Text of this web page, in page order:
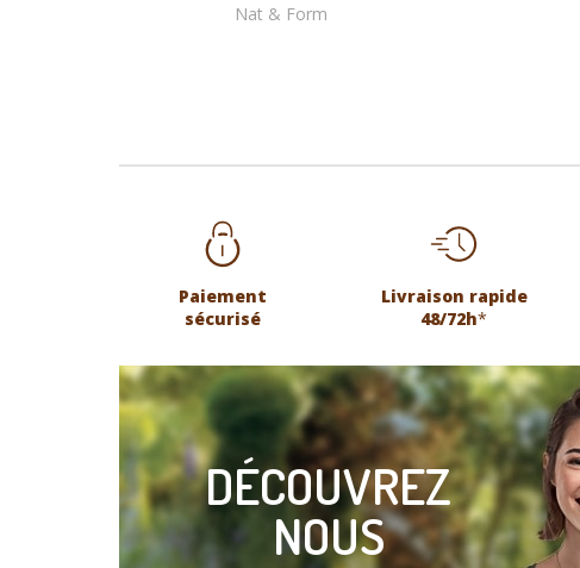
Nat & Form
Paiement
sécurisé
Livraison rapide
48/72h*
DÉCOUVREZ
NOUS